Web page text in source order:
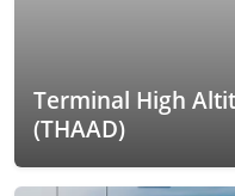
Terminal High
(THAAD)